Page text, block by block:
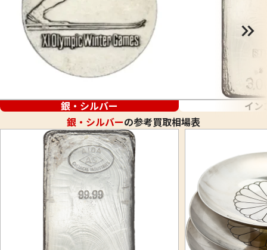
銀・シルバー
イン
銀・シルバーの参考買取相場表